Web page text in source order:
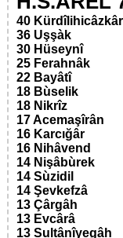
40 Kürdîlihicâzkâr
36 Uşşàk
30 Hüseynî
25 Ferahnâk
22 Bayâtî
18 Bùselik
18 Nikrîz
17 Acemaşîrân
16 Karcığâr
16 Nihâvend
14 Nişâbùrek
14 Sùzidil
14 Şevkefzâ
13 Çârgâh
13 Evcârâ
13 Sultânîyegâh